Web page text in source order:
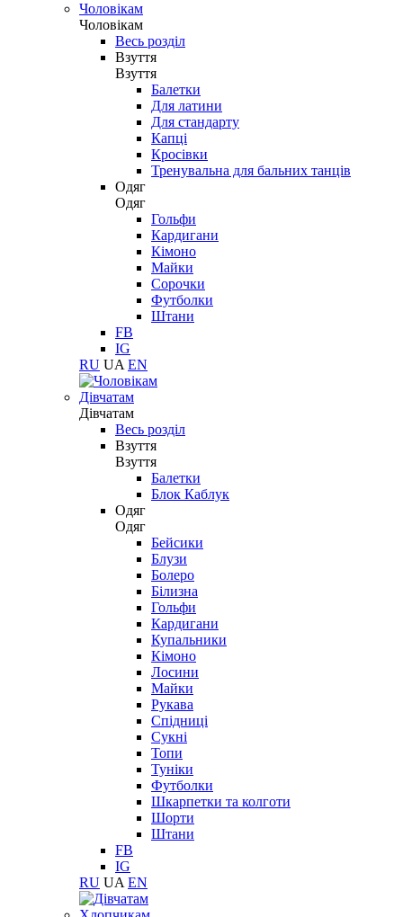
Чоловікам
Чоловікам
Весь розділ
Взуття
Взуття
Балетки
Для латини
Для стандарту
Капці
Кросівки
Тренувальна для бальних танців
Одяг
Одяг
Гольфи
Кардигани
Кімоно
Майки
Сорочки
Футболки
Штани
FB
IG
RU UA EN
Дівчатам
Дівчатам
Весь розділ
Взуття
Взуття
Балетки
Блок Каблук
Одяг
Одяг
Бейсики
Блузи
Болеро
Білизна
Гольфи
Кардигани
Купальники
Кімоно
Лосини
Майки
Рукава
Спідниці
Сукні
Топи
Туніки
Футболки
Шкарпетки та колготи
Шорти
Штани
FB
IG
RU UA EN